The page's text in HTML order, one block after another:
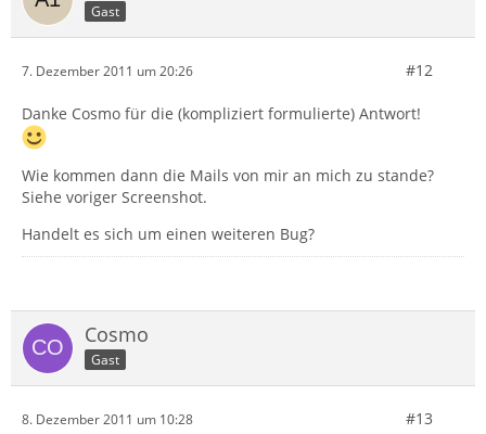
Gast
7. Dezember 2011 um 20:26 #12
Danke Cosmo für die (kompliziert formulierte) Antwort!
Wie kommen dann die Mails von mir an mich zu stande?
Siehe voriger Screenshot.
Handelt es sich um einen weiteren Bug?
Cosmo
Gast
8. Dezember 2011 um 10:28 #13